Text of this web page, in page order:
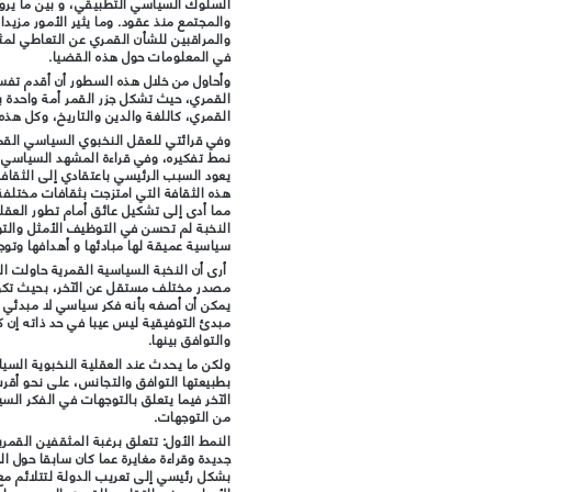
والمجتمع منذ عقود. وما يثير الأمور
والمراقبين للشأن القمري عن التعاطي
في المعلومات حول هذه القضيا.
وأحاول من خلال هذه السطور أن أقدم
القمري، حيث تشكل جزر القمر أمة
القمري، كاللغة والدين والتاريخ، وكل
وفي قرائتي للعقل النخبوي السياسي
نمط تفكيره، وفي قراءة المشهد
يعود السبب الرئيسي باعتقادي إلى
هذه الثقافة التي امتزجت بثقافات
مما أدى إلى تشكيل عائق أمام تطور
النخبة لم تحسن في التوظيف الأمثل
سياسية عميقة لها مبادئها و أهدافها
أرى أن النخبة السياسية القمرية
مصدر مختلف مستقل عن الآخر، بحيث
يمكن أن أصفه بأنه فكر سياسي لا
مبدئ التوفيقية ليس عيبا في حد ذاته
والتوافق بينها.
ولكن ما يحدث عند العقلية النخبوية
بطبيعتها التوافق والتجانس، على نحو
الآخر فيما يتعلق بالتوجهات في الفكر
من التوجهات.
النمط الأول: تتعلق برغبة المثقفين
جديدة وقراءة مغايرة عما كان سابقا حول
بشكل رئيسي إلى تعريب الدولة لتتلائم